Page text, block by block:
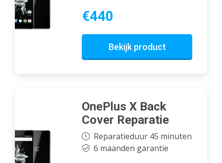
€440
Bekijk product
OnePlus X Back
Cover Reparatie
Reparatieduur 45 minuten
6 maanden garantie